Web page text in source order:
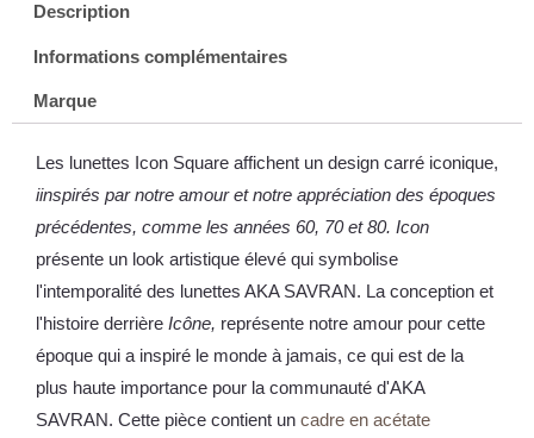
Description
Informations complémentaires
Marque
Les lunettes Icon Square affichent un design carré iconique,
iinspirés par notre amour et notre appréciation des époques
précédentes, comme les années 60, 70 et 80. Icon
présente un look artistique élevé qui symbolise
l'intemporalité des lunettes AKA SAVRAN. La conception et
l'histoire derrière Icône, représente notre amour pour cette
époque qui a inspiré le monde à jamais, ce qui est de la
plus haute importance pour la communauté d'AKA
SAVRAN. Cette pièce contient un cadre en acétate